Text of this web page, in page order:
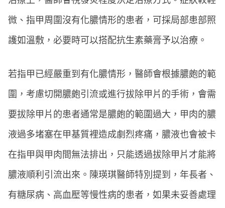
微、指甲周圍沒有化膿情形的患者，可採局部患部照
護如溫敷，必要時可以搭配抗生素藥膏予以治療。
若指甲已經嚴重到有化膿情形，醫師會根據膿皰的範
圍，考慮切開膿皰引流或進行拔除甲片的手術，會需
要拔除甲片的患者通常是膿皰的範圍過大，甲肉的膿
液過多堵塞在甲基質裡造成劇烈疼痛，膿液也會被卡
在指甲與甲肉間無法排出，只能透過拔除甲片才能將
膿液順利引流出來。陳瑛琪醫師特別提到，年長者、
有糖尿病、高血壓等慢性病的患者，如果未妥善處理